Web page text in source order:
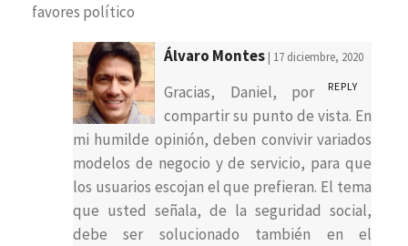
favores político
Álvaro Montes | 17 diciembre, 2020
REPLY
Gracias, Daniel, por
compartir su punto de vista. En
mi humilde opinión, deben convivir variados
modelos de negocio y de servicio, para que
los usuarios escojan el que prefieran. El tema
que usted señala, de la seguridad social,
debe ser solucionado también en el